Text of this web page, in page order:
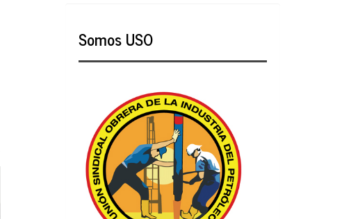
Somos USO